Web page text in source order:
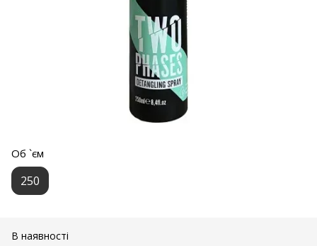
Об `єм
250
В наявності